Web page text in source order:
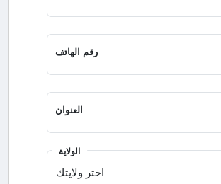
رقم الهاتف
العنوان
الولاية